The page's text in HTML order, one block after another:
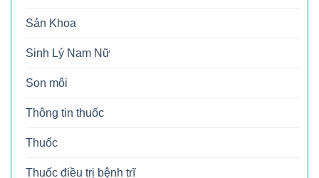
Sản Khoa
Sinh Lý Nam Nữ
Son môi
Thông tin thuốc
Thuốc
Thuốc điều trị bệnh trĩ